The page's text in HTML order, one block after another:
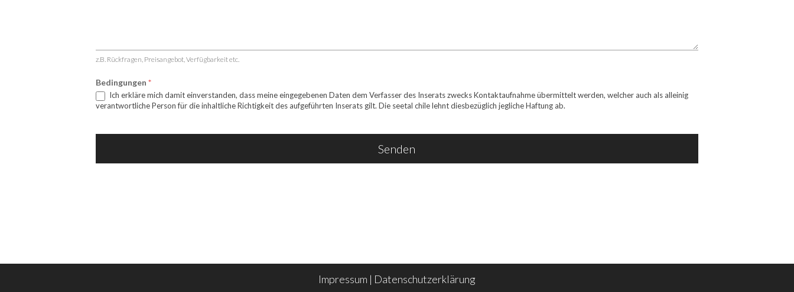
z.B. Rückfragen, Preisangebot, Verfügbarkeit etc.
Bedingungen *
Ich erkläre mich damit einverstanden, dass meine eingegebenen Daten dem Verfasser des Inserats zwecks Kontaktaufnahme übermittelt werden, welcher auch als alleinig
verantwortliche Person für die inhaltliche Richtigkeit des aufgeführten Inserats gilt. Die seetal chile lehnt diesbezüglich jegliche Haftung ab.
Senden
Impressum | Datenschutzerklärung